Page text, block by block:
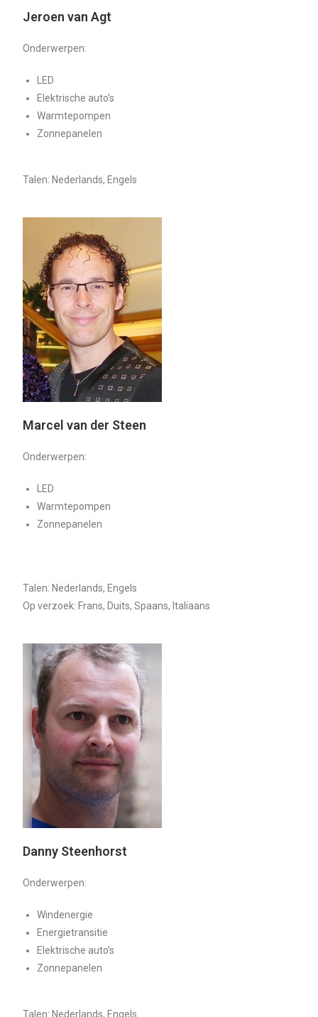
Jeroen van Agt
Onderwerpen:
LED
Elektrische auto’s
Warmtepompen
Zonnepanelen
Talen: Nederlands, Engels
Marcel van der Steen
Onderwerpen:
LED
Warmtepompen
Zonnepanelen
Talen: Nederlands, Engels
Op verzoek: Frans, Duits, Spaans, Italiaans
Danny Steenhorst
Onderwerpen:
Windenergie
Energietransitie
Elektrische auto’s
Zonnepanelen
Talen: Nederlands, Engels